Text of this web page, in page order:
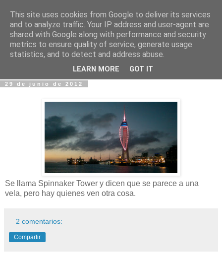
Fotos y Cosas
Miguel Sáenz de Santa María Elizalde
"Un blog es como un diario, pero sin candado".
29 de junio de 2012
Se llama Spinnaker Tower y dicen que se parece a una
vela, pero hay quienes ven otra cosa.
2 comentarios:
Compartir
This site uses cookies from Google to deliver its services
and to analyze traffic. Your IP address and user-agent are
shared with Google along with performance and security
metrics to ensure quality of service, generate usage
statistics, and to detect and address abuse.
LEARN MORE GOT IT